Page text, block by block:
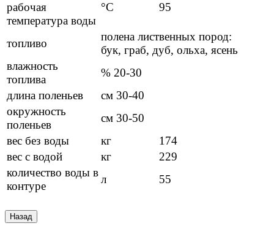
рабочая
температура воды
°C 95
топливо
полена лиственных пород:
бук, граб, дуб, ольха, ясень
влажность
топлива
% 20-30
длина поленьев
см 30-40
окружность
поленьев
см 30-50
вес без воды
кг
174
вес с водой
кг
229
количество воды в
контуре
л 55